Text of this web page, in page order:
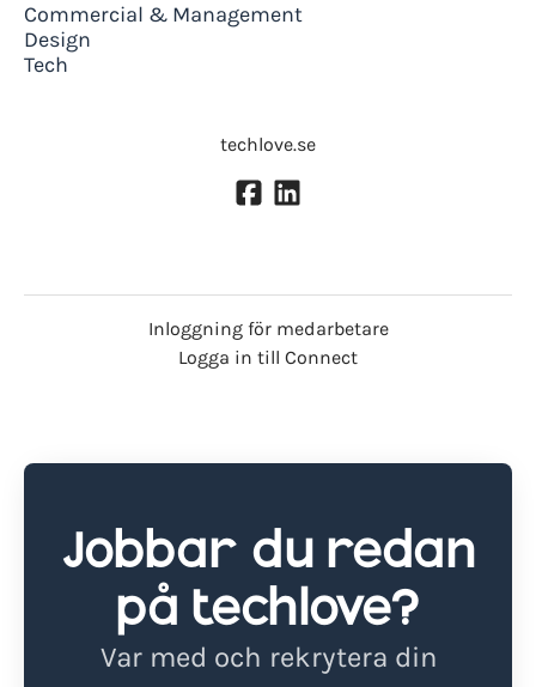
Commercial & Management
Design
Tech
techlove.se
Inloggning för medarbetare
Logga in till Connect
Jobbar du redan
på techlove?
Var med och rekrytera din